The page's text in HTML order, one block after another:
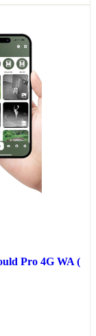
Pro 4G WA (